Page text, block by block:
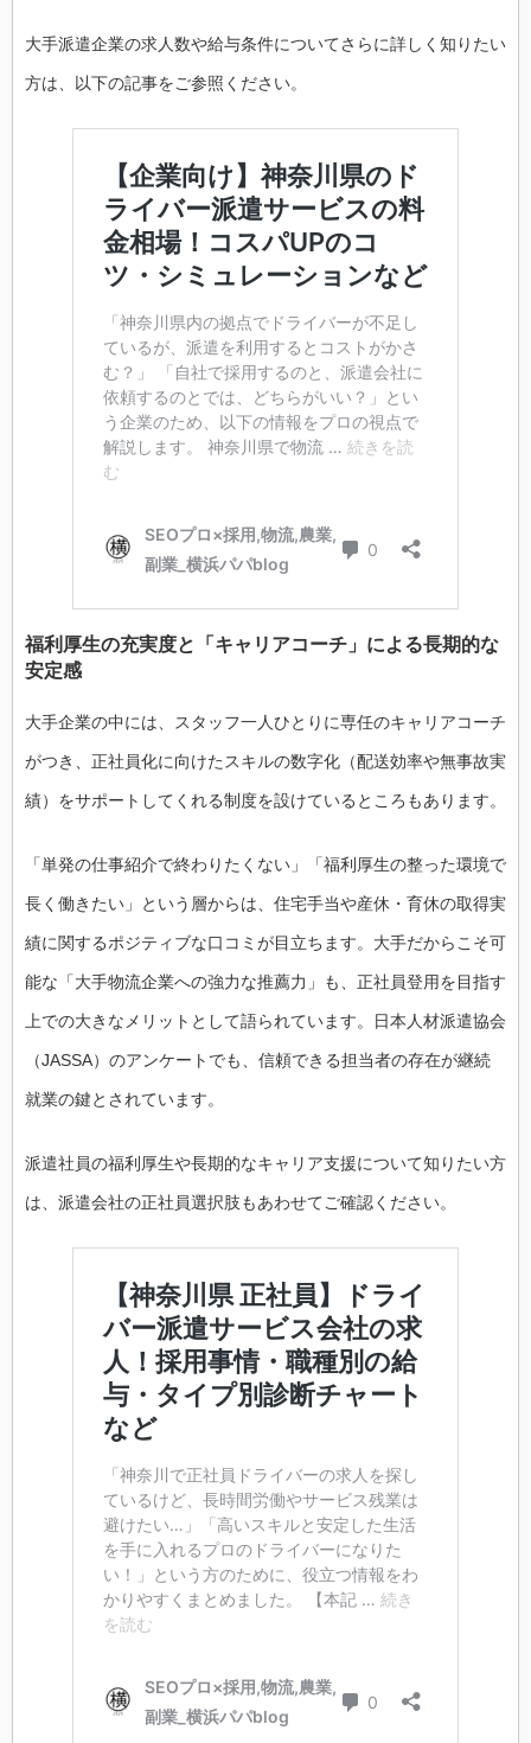
大手派遣企業の求人数や給与条件についてさらに詳しく知りたい
方は、以下の記事をご参照ください。
福利厚生の充実度と「キャリアコーチ」による長期的な
安定感
大手企業の中には、スタッフ一人ひとりに専任のキャリアコーチ
がつき、正社員化に向けたスキルの数字化（配送効率や無事故実
績）をサポートしてくれる制度を設けているところもあります。
「単発の仕事紹介で終わりたくない」「福利厚生の整った環境で
長く働きたい」という層からは、住宅手当や産休・育休の取得実
績に関するポジティブな口コミが目立ちます。大手だからこそ可
能な「大手物流企業への強力な推薦力」も、正社員登用を目指す
上での大きなメリットとして語られています。日本人材派遣協会
（JASSA）のアンケートでも、信頼できる担当者の存在が継続
就業の鍵とされています。
派遣社員の福利厚生や長期的なキャリア支援について知りたい方
は、派遣会社の正社員選択肢もあわせてご確認ください。